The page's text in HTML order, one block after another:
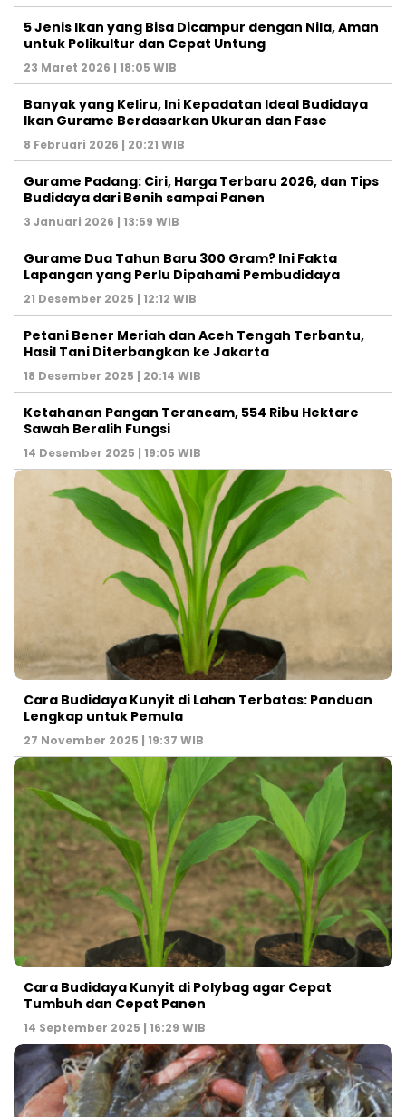
5 Jenis Ikan yang Bisa Dicampur dengan Nila, Aman
untuk Polikultur dan Cepat Untung
23 Maret 2026 | 18:05 WIB
Banyak yang Keliru, Ini Kepadatan Ideal Budidaya
Ikan Gurame Berdasarkan Ukuran dan Fase
8 Februari 2026 | 20:21 WIB
Gurame Padang: Ciri, Harga Terbaru 2026, dan Tips
Budidaya dari Benih sampai Panen
3 Januari 2026 | 13:59 WIB
Gurame Dua Tahun Baru 300 Gram? Ini Fakta
Lapangan yang Perlu Dipahami Pembudidaya
21 Desember 2025 | 12:12 WIB
Petani Bener Meriah dan Aceh Tengah Terbantu,
Hasil Tani Diterbangkan ke Jakarta
18 Desember 2025 | 20:14 WIB
Ketahanan Pangan Terancam, 554 Ribu Hektare
Sawah Beralih Fungsi
14 Desember 2025 | 19:05 WIB
Cara Budidaya Kunyit di Lahan Terbatas: Panduan
Lengkap untuk Pemula
27 November 2025 | 19:37 WIB
Cara Budidaya Kunyit di Polybag agar Cepat
Tumbuh dan Cepat Panen
14 September 2025 | 16:29 WIB